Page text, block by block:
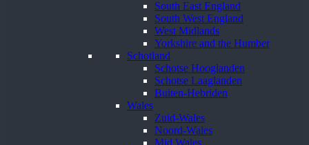
South East England
South West England
West Midlands
Yorkshire and the Humber
Schotland
Schotse Hooglanden
Schotse Laaglanden
Buiten-Hebriden
Wales
Zuid-Wales
Noord-Wales
Mid Wales